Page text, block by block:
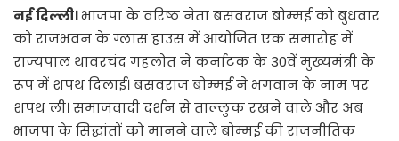
नई दिल्ली।भाजपा के वरिष्ठ नेता बसवराज बोम्मई को बुधवार
को राजभवन के ग्लास हाउस में आयोजित एक समारोह में
राज्यपाल थावरचंद गहलोत ने कर्नाटक के 30वें मुख्यमंत्री के
रूप में शपथ दिलाई। बसवराज बोम्मई ने भगवान के नाम पर
शपथ ली। समाजवादी दर्शन से ताल्लुक रखने वाले और अब
भाजपा के सिद्धांतों को मानने वाले बोम्मई की राजनीतिक